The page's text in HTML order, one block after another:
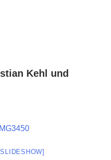
Kehl und